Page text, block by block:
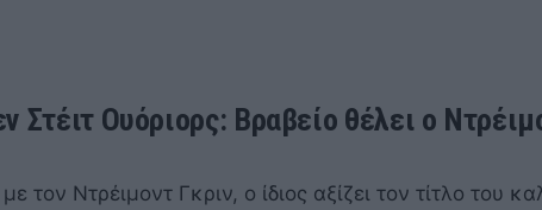
Στέιτ Ουόριορς: Βραβείο θέλει ο
τον Ντρέιμοντ Γκριν, ο ίδιος αξίζει τον τίτλο του